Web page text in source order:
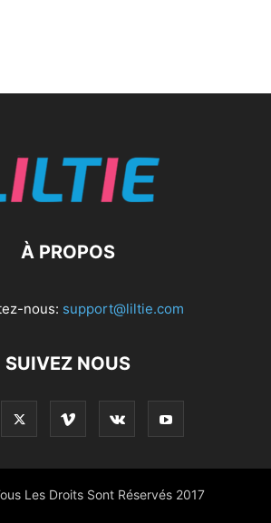
À PROPOS
nous: support@liltie.com
SUIVEZ NOUS
Les Droits Sont Réservés 2017